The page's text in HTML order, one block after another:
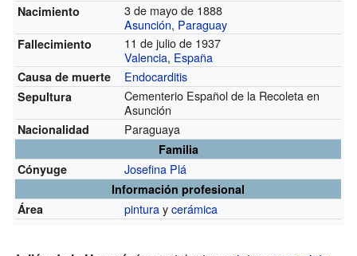
Nacimiento
3 de mayo de 1888
Asunción, Paraguay
Fallecimiento
11 de julio de 1937
Valencia, España
Causa de muerte Endocarditis
Sepultura
Cementerio Español de la Recoleta en
Asunción
Nacionalidad Paraguaya
Familia
Cónyuge
Josefina Plá
Información profesional
Área
pinturaycerámica